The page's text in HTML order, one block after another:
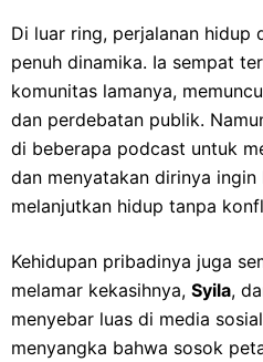
Di luar ring, perjalanan hidup
penuh dinamika. Ia sempat
komunitas lamanya,
dan perdebatan publik.
di beberapa podcast untuk
dan menyatakan dirinya
melanjutkan hidup tanpa
Kehidupan pribadinya juga
melamar kekasihnya, Syila,
menyebar luas di media
menyangka bahwa sosok